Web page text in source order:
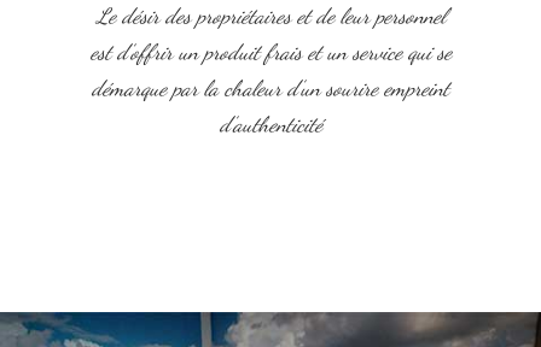
Le désir des propriétaires et de leur personnel
est d’offrir un produit frais et un service qui se
démarque par la chaleur d’un sourire empreint
d’authenticité